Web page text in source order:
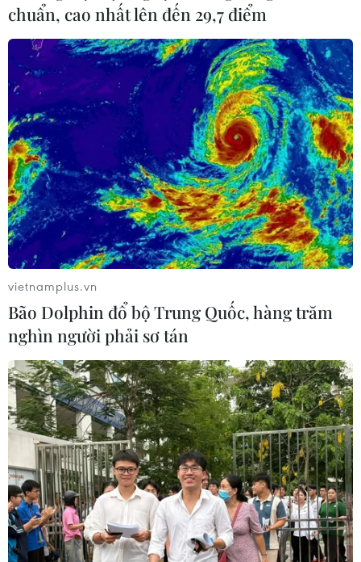
chuẩn, cao nhất lên đến 29,7 điểm
vietnamplus.vn
Bão Dolphin đổ bộ Trung Quốc, hàng trăm
nghìn người phải sơ tán